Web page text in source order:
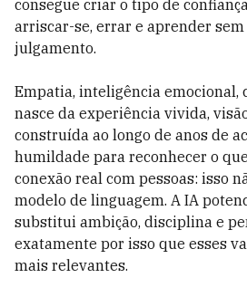
consegue criar o tipo de
arriscar-se, errar e aprender sem
julgamento.
Empatia, inteligência emocional,
nasce da experiência vivida,
construída ao longo de anos de
humildade para reconhecer o
conexão real com pessoas: isso
modelo de linguagem. A IA
substitui ambição, disciplina e
exatamente por isso que esses
mais relevantes.